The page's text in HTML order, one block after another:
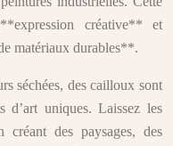
créative** et
matériaux durables**.
séchées, des cailloux sont
uniques. Laissez les
des paysages, des